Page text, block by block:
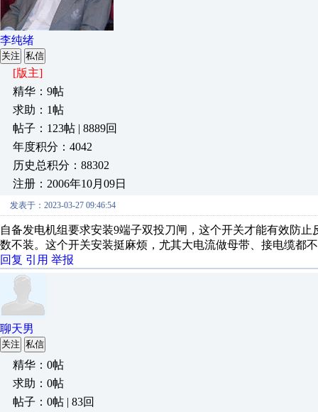
李纯绪
关注 私信
[版主]
精华：9帖
求助：1帖
帖子：123帖 | 8889回
年度积分：4042
历史总积分：88302
注册：2006年10月09日
发表于：2023-03-27 09:46:54
自备发电机组要求安装9端子双投刀闸，这个开关才能有效防
数不装。这个开关安装挺麻烦，尤其大电流做母带、接电缆都
回复 引用 举报
聊天男
关注 私信
精华：0帖
求助：0帖
帖子：0帖 | 83回